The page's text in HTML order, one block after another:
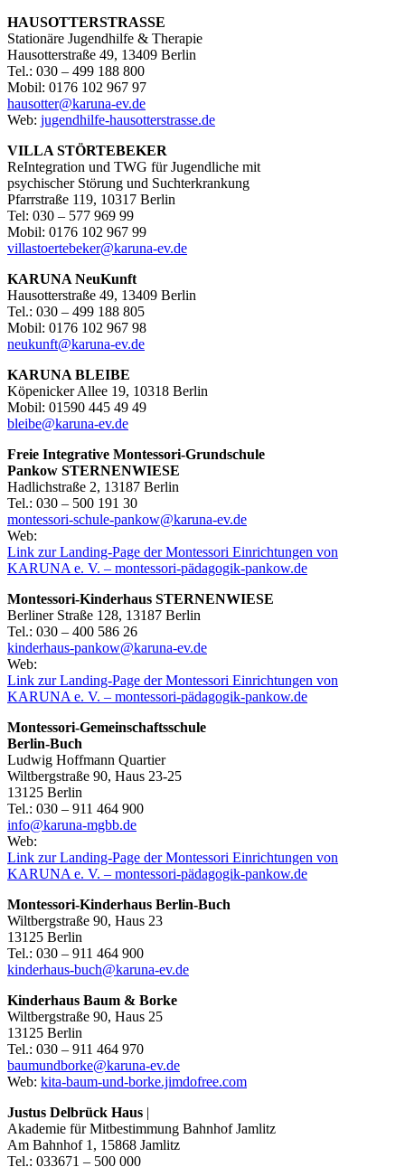
HAUSOTTERSTRASSE
Stationäre Jugendhilfe & Therapie
Hausotterstraße 49, 13409 Berlin
Tel.: 030 – 499 188 800
Mobil: 0176 102 967 97
hausotter@karuna-ev.de
Web: jugendhilfe-hausotterstrasse.de
VILLA STÖRTEBEKER
ReIntegration und TWG für Jugendliche mit
psychischer Störung und Suchterkrankung
Pfarrstraße 119, 10317 Berlin
Tel: 030 – 577 969 99
Mobil: 0176 102 967 99
villastoertebeker@karuna-ev.de
KARUNA NeuKunft
Hausotterstraße 49, 13409 Berlin
Tel.: 030 – 499 188 805
Mobil: 0176 102 967 98
neukunft@karuna-ev.de
KARUNA BLEIBE
Köpenicker Allee 19, 10318 Berlin
Mobil: 01590 445 49 49
bleibe@karuna-ev.de
Freie Integrative Montessori-Grundschule
Pankow STERNENWIESE
Hadlichstraße 2, 13187 Berlin
Tel.: 030 – 500 191 30
montessori-schule-pankow@karuna-ev.de
Web:
Link zur Landing-Page der Montessori Einrichtungen von
KARUNA e. V. – montessori-pädagogik-pankow.de
Montessori-Kinderhaus STERNENWIESE
Berliner Straße 128, 13187 Berlin
Tel.: 030 – 400 586 26
kinderhaus-pankow@karuna-ev.de
Web:
Link zur Landing-Page der Montessori Einrichtungen von
KARUNA e. V. – montessori-pädagogik-pankow.de
Montessori-Gemeinschaftsschule
Berlin-Buch
Ludwig Hoffmann Quartier
Wiltbergstraße 90, Haus 23-25
13125 Berlin
Tel.: 030 – 911 464 900
info@karuna-mgbb.de
Web:
Link zur Landing-Page der Montessori Einrichtungen von
KARUNA e. V. – montessori-pädagogik-pankow.de
Montessori-Kinderhaus Berlin-Buch
Wiltbergstraße 90, Haus 23
13125 Berlin
Tel.: 030 – 911 464 900
kinderhaus-buch@karuna-ev.de
Kinderhaus Baum & Borke
Wiltbergstraße 90, Haus 25
13125 Berlin
Tel.: 030 – 911 464 970
baumundborke@karuna-ev.de
Web: kita-baum-und-borke.jimdofree.com
Justus Delbrück Haus |
Akademie für Mitbestimmung Bahnhof Jamlitz
Am Bahnhof 1, 15868 Jamlitz
Tel.: 033671 – 500 000